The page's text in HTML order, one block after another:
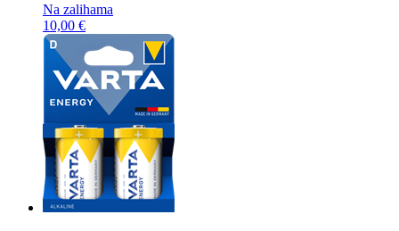
Na zalihama
10,00 €